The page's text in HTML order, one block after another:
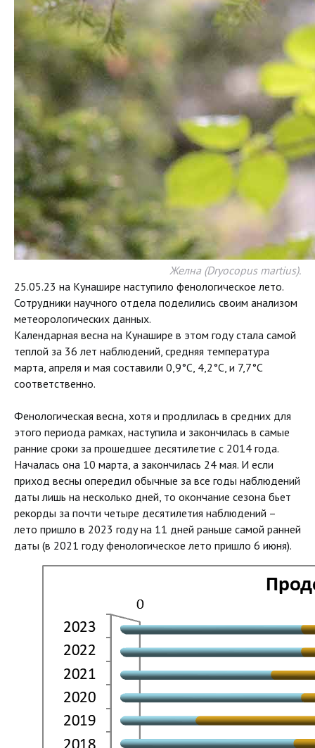
Желна (Dryocopus martius).
25.05.23 на Кунашире наступило фенологическое лето.
Сотрудники научного отдела поделились своим анализом
метеорологических данных.
Календарная весна на Кунашире в этом году стала самой
теплой за 36 лет наблюдений, средняя температура
марта, апреля и мая составили 0,9°С, 4,2°С, и 7,7°С
соответственно.
Фенологическая весна, хотя и продлилась в средних для
этого периода рамках, наступила и закончилась в самые
ранние сроки за прошедшее десятилетие с 2014 года.
Началась она 10 марта, а закончилась 24 мая. И если
приход весны опередил обычные за все годы наблюдений
даты лишь на несколько дней, то окончание сезона бьет
рекорды за почти четыре десятилетия наблюдений –
лето пришло в 2023 году на 11 дней раньше самой ранней
даты (в 2021 году фенологическое лето пришло 6 июня).